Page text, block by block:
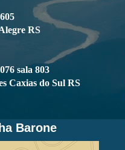
RS
sala 803
Caxias do Sul RS
Barone